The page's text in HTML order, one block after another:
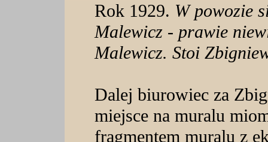
Rok 1929. W powozie
Malewicz - prawie
Malewicz. Stoi
Dalej biurowiec za
miejsce na muralu
fragmentem muralu z